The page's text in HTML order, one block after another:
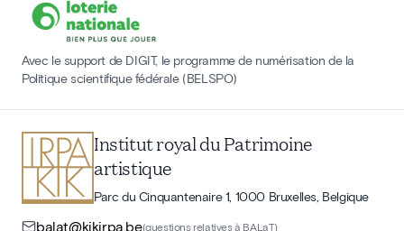
Avec le support de DIGIT, le programme de numérisation de la
Politique scientifique fédérale (BELSPO)
Institut royal du Patrimoine
artistique
Parc du Cinquantenaire 1, 1000 Bruxelles, Belgique
balat@kikirpa.be(questions relatives à BALaT)